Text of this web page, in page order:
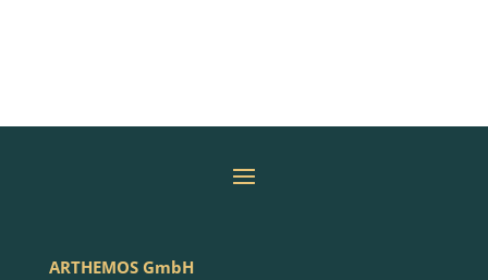
ARTHEMOS GmbH